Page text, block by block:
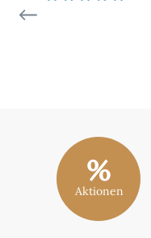
%
Aktionen